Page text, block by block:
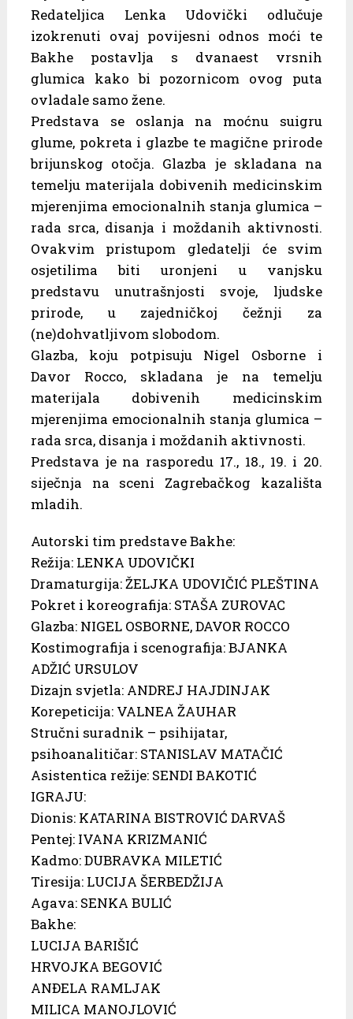
Redateljica Lenka Udovički odlučuje
izokrenuti ovaj povijesni odnos moći te
Bakhe postavlja s dvanaest vrsnih
glumica kako bi pozornicom ovog puta
ovladale samo žene.
Predstava se oslanja na moćnu suigru
glume, pokreta i glazbe te magične prirode
brijunskog otočja. Glazba je skladana na
temelju materijala dobivenih medicinskim
mjerenjima emocionalnih stanja glumica –
rada srca, disanja i moždanih aktivnosti.
Ovakvim pristupom gledatelji će svim
osjetilima biti uronjeni u vanjsku
predstavu unutrašnjosti svoje, ljudske
prirode, u zajedničkoj čežnji za
(ne)dohvatljivom slobodom.
Glazba, koju potpisuju Nigel Osborne i
Davor Rocco, skladana je na temelju
materijala dobivenih medicinskim
mjerenjima emocionalnih stanja glumica –
rada srca, disanja i moždanih aktivnosti.
Predstava je na rasporedu 17., 18., 19. i 20.
siječnja na sceni Zagrebačkog kazališta
mladih.
Autorski tim predstave Bakhe:
Režija: LENKA UDOVIČKI
Dramaturgija: ŽELJKA UDOVIČIĆ PLEŠTINA
Pokret i koreografija: STAŠA ZUROVAC
Glazba: NIGEL OSBORNE, DAVOR ROCCO
Kostimografija i scenografija: BJANKA
ADŽIĆ URSULOV
Dizajn svjetla: ANDREJ HAJDINJAK
Korepeticija: VALNEA ŽAUHAR
Stručni suradnik – psihijatar,
psihoanalitičar: STANISLAV MATAČIĆ
Asistentica režije: SENDI BAKOTIĆ
IGRAJU:
Dionis: KATARINA BISTROVIĆ DARVAŠ
Pentej: IVANA KRIZMANIĆ
Kadmo: DUBRAVKA MILETIĆ
Tiresija: LUCIJA ŠERBEDŽIJA
Agava: SENKA BULIĆ
Bakhe:
LUCIJA BARIŠIĆ
HRVOJKA BEGOVIĆ
ANĐELA RAMLJAK
MILICA MANOJLOVIĆ